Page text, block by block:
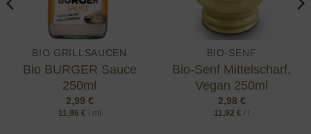
BIO GRILLSAUCEN
Bio BURGER Sauce
250ml
2,99 €
11,96 € / ml
BIO-SENF
Bio-Senf Mittelscharf,
Vegan 250ml
2,98 €
11,92 € / l